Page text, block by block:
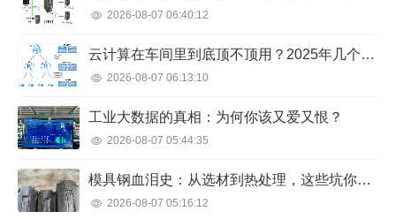
2026-08-07 06:40:12
云计算在车间里到底顶不顶用？2025年几个反直觉的真相
2026-08-07 06:13:10
工业大数据的真相：为何你该又爱又恨？
2026-08-07 05:44:35
模具钢血泪史：从选材到热处理，这些坑你别再踩
2026-08-07 05:16:12